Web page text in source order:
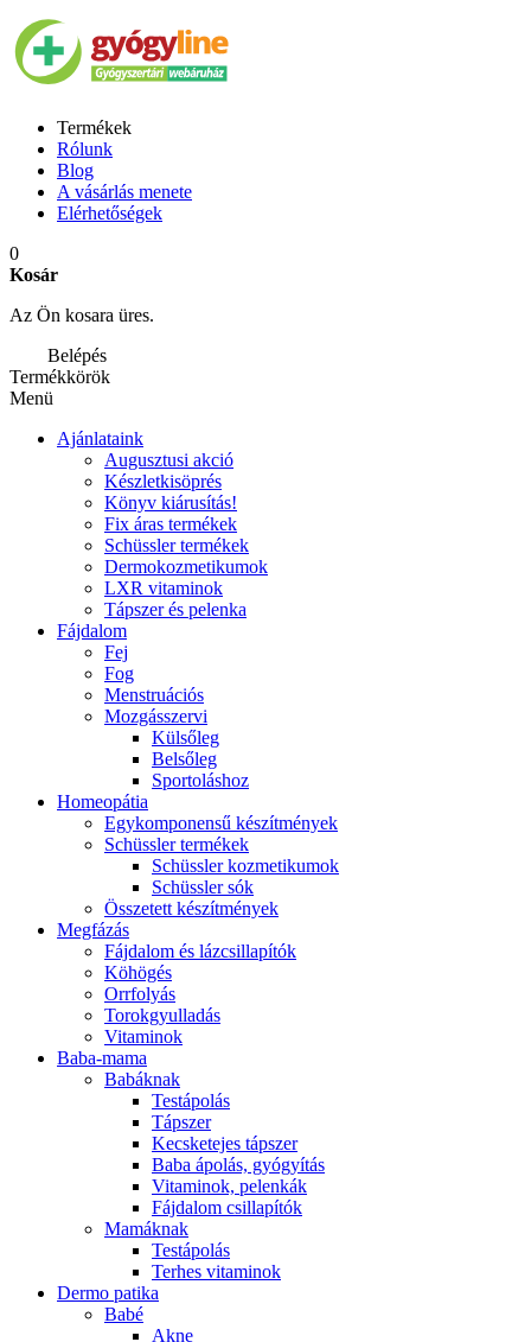
Termékek
Rólunk
Blog
A vásárlás menete
Elérhetőségek
0
Kosár
Az Ön kosara üres.
Belépés
Termékkörök
Menü
Ajánlataink
Augusztusi akció
Készletkisöprés
Könyv kiárusítás!
Fix áras termékek
Schüssler termékek
Dermokozmetikumok
LXR vitaminok
Tápszer és pelenka
Fájdalom
Fej
Fog
Menstruációs
Mozgásszervi
Külsőleg
Belsőleg
Sportoláshoz
Homeopátia
Egykomponensű készítmények
Schüssler termékek
Schüssler kozmetikumok
Schüssler sók
Összetett készítmények
Megfázás
Fájdalom és lázcsillapítók
Köhögés
Orrfolyás
Torokgyulladás
Vitaminok
Baba-mama
Babáknak
Testápolás
Tápszer
Kecsketejes tápszer
Baba ápolás, gyógyítás
Vitaminok, pelenkák
Fájdalom csillapítók
Mamáknak
Testápolás
Terhes vitaminok
Dermo patika
Babé
Akne